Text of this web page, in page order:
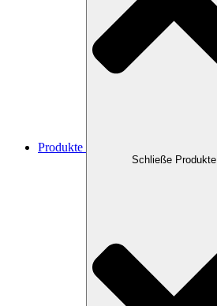
Produkte
Schließe Produkte